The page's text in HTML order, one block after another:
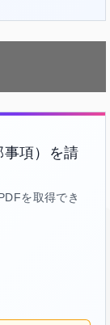
事項）を請
を取得でき